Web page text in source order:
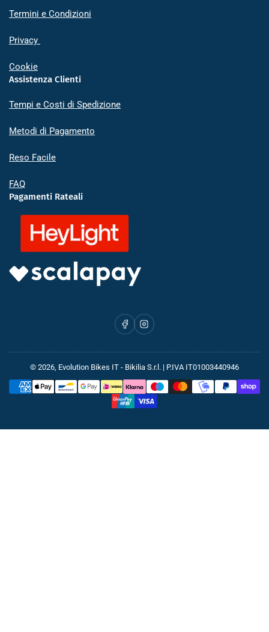
Termini e Condizioni
Privacy
Cookie
Assistenza Clienti
Tempi e Costi di Spedizione
Metodi di Pagamento
Reso Facile
FAQ
Pagamenti Rateali
FacebookInstagram
© 2026, Evolution Bikes IT - Bikilia S.r.l. | P.IVA IT01003440946
Metodi
di
pagamento